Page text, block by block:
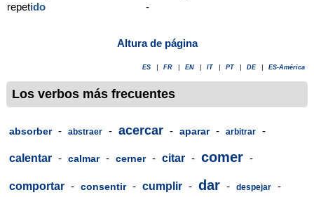
repetido -
Altura de página
ES FR EN IT PT DE ES-América
Los verbos más frecuentes
absorber - abstraer - acercar - aparar - arbitrar -
calentar - calmar - cerner - citar - comer -
comportar - consentir - cumplir - dar - despejar -